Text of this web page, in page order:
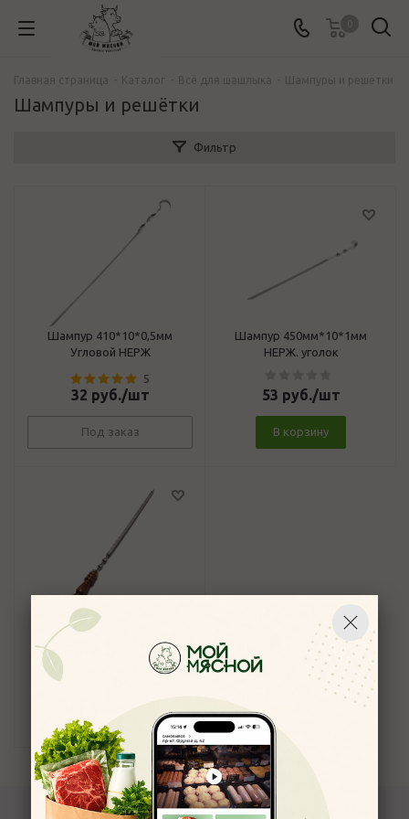
Шампуры и решётки
Фильтр
Шампур 410*10*0,5мм
Угловой НЕРЖ
5
32 руб./шт
Под заказ
Шампур 450мм*10*1мм
НЕРЖ. уголок
53 руб./шт
В корзину
Шампур с деревянной
лакированой ручкой 50 см
5